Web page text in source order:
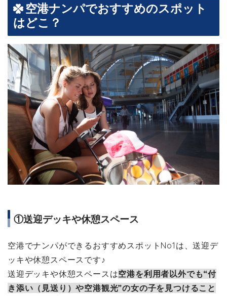
空港ナンパでおすすめのスポット
はどこ？
①送迎デッキや休憩スペース
空港でナンパができるおすすめスポットNo1は、送迎デ
ッキや休憩スペースです♪
送迎デッキや休憩スペースは空港を利用者以外でも“付
き添い（見送り）や空港観光”の女の子を見つけること